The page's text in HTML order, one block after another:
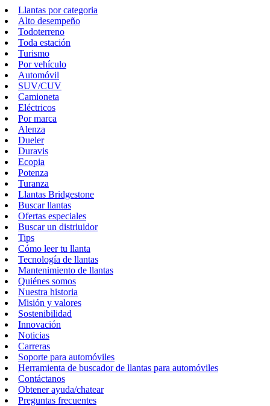
Llantas por categoria
Alto desempeño
Todoterreno
Toda estación
Turismo
Por vehículo
Automóvil
SUV/CUV
Camioneta
Eléctricos
Por marca
Alenza
Dueler
Duravis
Ecopia
Potenza
Turanza
Llantas Bridgestone
Buscar llantas
Ofertas especiales
Buscar un distriuidor
Tips
Cómo leer tu llanta
Tecnología de llantas
Mantenimiento de llantas
Quiénes somos
Nuestra historia
Misión y valores
Sostenibilidad
Innovación
Noticias
Carreras
Soporte para automóviles
Herramienta de buscador de llantas para automóviles
Contáctanos
Obtener ayuda/chatear
Preguntas frecuentes